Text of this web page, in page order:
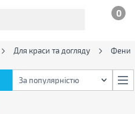
0
Для краси та догляду Фени
За популярністю
За популярністю